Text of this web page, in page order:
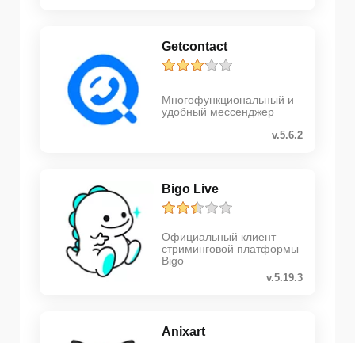
Getcontact
Многофункциональный и
удобный мессенджер
v.5.6.2
Bigo Live
Официальный клиент
стриминговой платформы
Bigo
v.5.19.3
Anixart